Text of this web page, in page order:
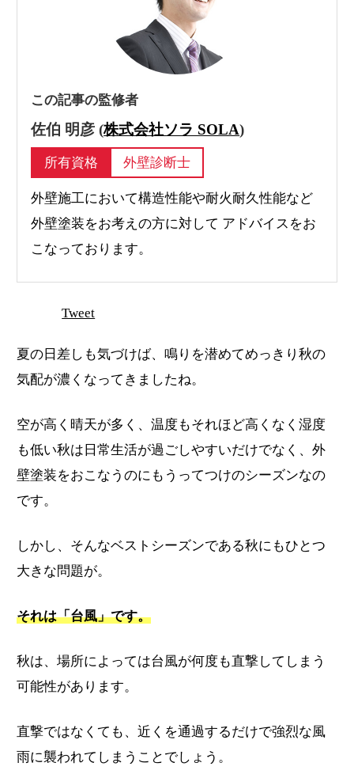
この記事の監修者
佐伯 明彦 (株式会社ソラ SOLA)
所有資格 外壁診断士
外壁施工において構造性能や耐火耐久性能など
外壁塗装をお考えの方に対して アドバイスをお
こなっております。
Tweet
夏の日差しも気づけば、鳴りを潜めてめっきり秋の
気配が濃くなってきましたね。
空が高く晴天が多く、温度もそれほど高くなく湿度
も低い秋は日常生活が過ごしやすいだけでなく、外
壁塗装をおこなうのにもうってつけのシーズンなの
です。
しかし、そんなベストシーズンである秋にもひとつ
大きな問題が。
それは「台風」です。
秋は、場所によっては台風が何度も直撃してしまう
可能性があります。
直撃ではなくても、近くを通過するだけで強烈な風
雨に襲われてしまうことでしょう。